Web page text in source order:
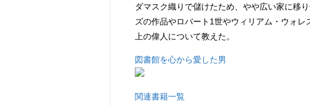
ダマスク織りで儲けたため、やや広い家に移
ズの作品やロバート1世やウィリアム・ウォ
上の偉人について教えた。
図書館を心から愛した男
関連書籍一覧